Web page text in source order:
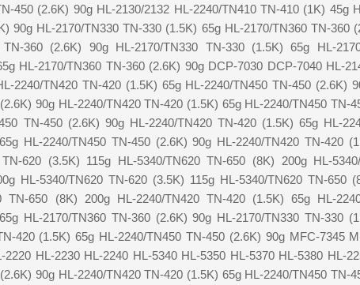
450 (2.6K) 90g HL-2130/2132 HL-2240/TN410 TN-410 (1K) 45g
90g HL-2170/TN330 TN-330 (1.5K) 65g HL-2170/TN360 TN-360
360 (2.6K) 90g HL-2170/TN330 TN-330 (1.5K) 65g HL-
HL-2170/TN360 TN-360 (2.6K) 90g DCP-7030 DCP-7040 HL-
2240/TN420 TN-420 (1.5K) 65g HL-2240/TN450 TN-450 (2.6K)
90g HL-2240/TN420 TN-420 (1.5K) 65g HL-2240/TN450 TN-
TN-450 (2.6K) 90g HL-2240/TN420 TN-420 (1.5K) 65g HL-
HL-2240/TN450 TN-450 (2.6K) 90g HL-2240/TN420 TN-420
620 (3.5K) 115g HL-5340/TN620 TN-650 (8K) 200g HL-
HL-5340/TN620 TN-620 (3.5K) 115g HL-5340/TN620 TN-650
TN-650 (8K) 200g HL-2240/TN420 TN-420 (1.5K) 65g HL-
HL-2170/TN360 TN-360 (2.6K) 90g HL-2170/TN330 TN-330
420 (1.5K) 65g HL-2240/TN450 TN-450 (2.6K) 90g MFC-7345
HL-2230 HL-2240 HL-5340 HL-5350 HL-5370 HL-5380 HL-
90g HL-2240/TN420 TN-420 (1.5K) 65g HL-2240/TN450 TN-